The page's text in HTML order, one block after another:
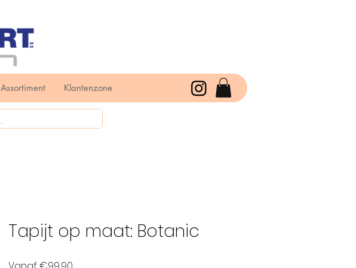
Assortiment Klantenzone
Tapijt op maat: Botanic